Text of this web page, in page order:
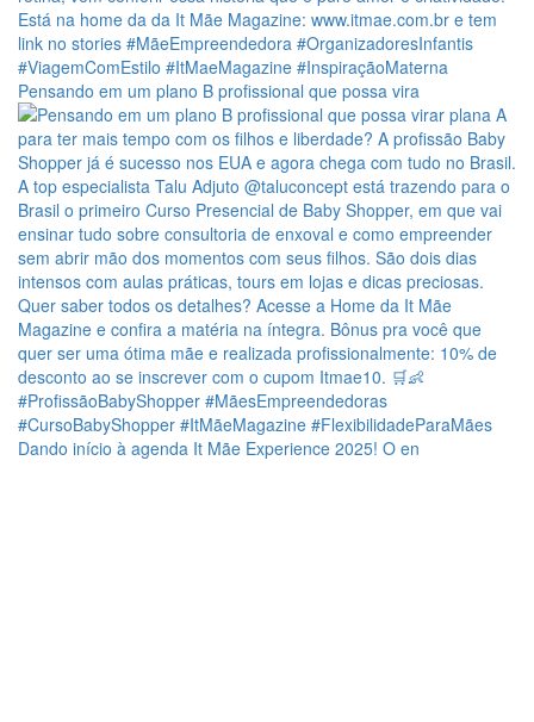
Pensando em um plano B profissional que possa vira
Dando início à agenda It Mãe Experience 2025! O en